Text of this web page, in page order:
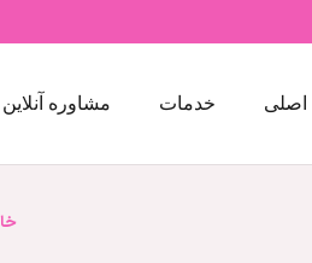
خدمات مشاوره آنلاین